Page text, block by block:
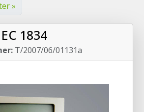
»
1834
T/2007/06/01131a